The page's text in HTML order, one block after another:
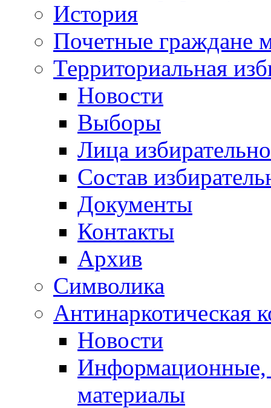
История
Почетные граждане
Территориальная
Новости
Выборы
Лица
Состав
Документы
Контакты
Архив
Символика
Антинаркотическая
Новости
Информационные,
материалы